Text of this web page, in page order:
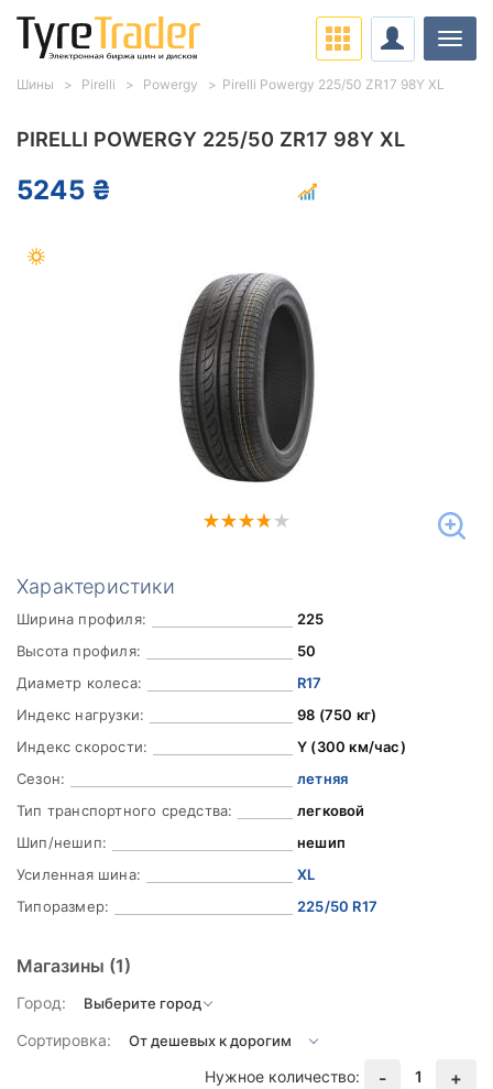
PIRELLI POWERGY 225/50 ZR17 98Y XL
5245 ₴
Характеристики
Ширина профиля:
225
Высота профиля:
50
Диаметр колеса:
R17
Индекс нагрузки:
98 (750 кг)
Индекс скорости:
Y (300 км/час)
Сезон:
летняя
Тип транспортного средства:
легковой
Шип/нешип:
нешип
Усиленная шина:
XL
Типоразмер:
225/50 R17
Магазины (1)
Город:
Сортировка:
Нужное количество:
- 1 +
Шины Pirelli Powergy Pirelli Powergy 225/50 ZR17 98Y XL